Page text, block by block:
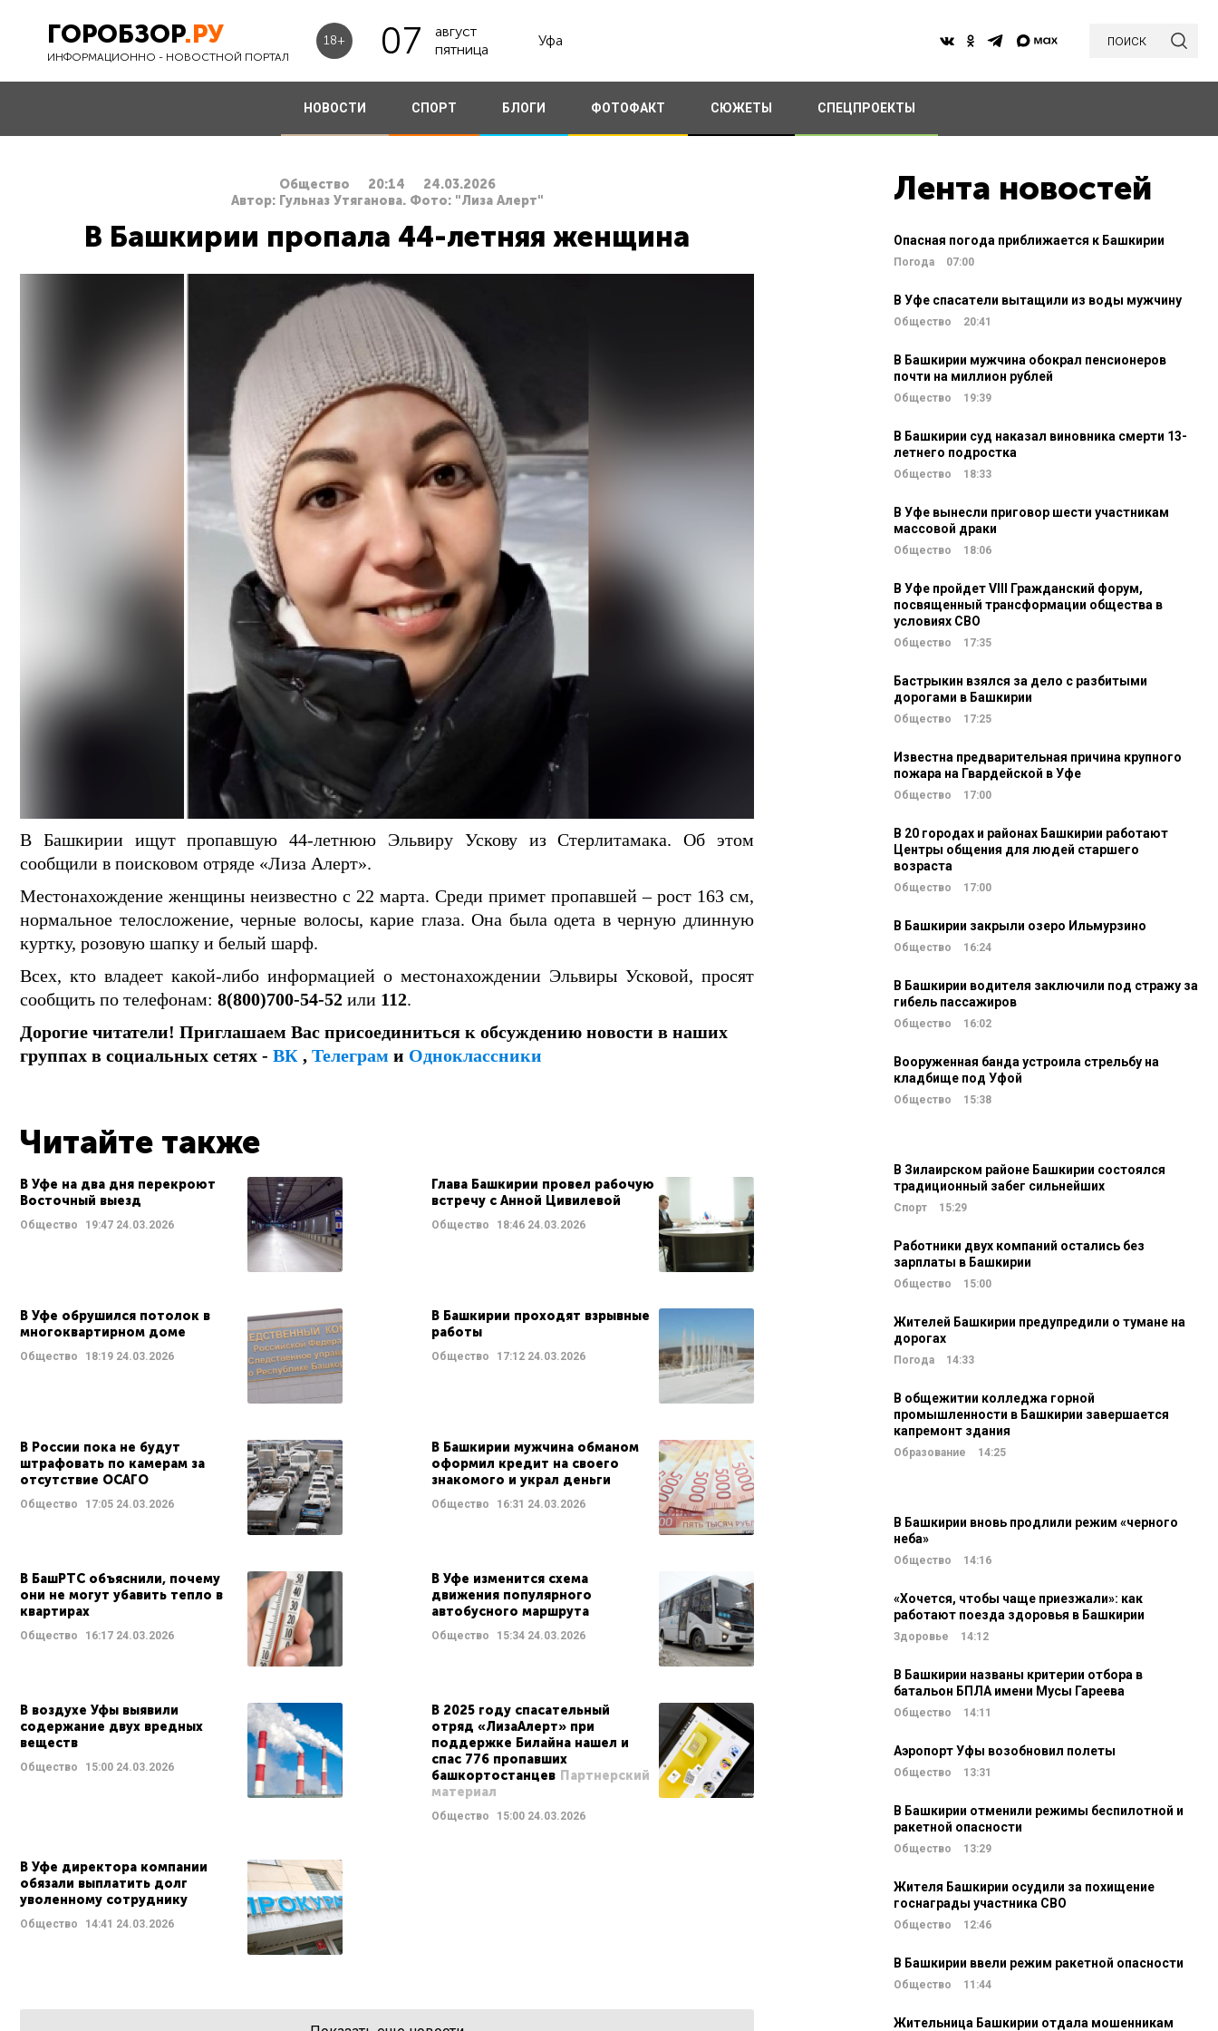
ГОРОБЗОР.РУ
ИНФОРМАЦИОННО - НОВОСТНОЙ ПОРТАЛ
18+ 07
август
пятница
Уфа поиск
НОВОСТИ СПОРТ БЛОГИ ФОТОФАКТ СЮЖЕТЫ СПЕЦПРОЕКТЫ
Общество 20:14
24.03.2026
Автор: Гульназ Утяганова. Фото: "Лиза Алерт"
В Башкирии пропала 44-летняя женщина
В Башкирии ищут пропавшую 44-летнюю Эльвиру Ускову из Стерлитамака. Об этом
сообщили в поисковом отряде «Лиза Алерт».
Местонахождение женщины неизвестно с 22 марта. Среди примет пропавшей – рост 163 см,
нормальное телосложение, черные волосы, карие глаза. Она была одета в черную длинную
куртку, розовую шапку и белый шарф.
Всех, кто владеет какой-либо информацией о местонахождении Эльвиры Усковой, просят
сообщить по телефонам: 8(800)700-54-52 или 112.
Дорогие читатели! Приглашаем Вас присоединиться к обсуждению новости в наших
группах в социальных сетях - ВК , Телеграм и Одноклассники
Читайте также
В Уфе на два дня перекроют
Восточный выезд
Общество 19:47 24.03.2026
Глава Башкирии провел рабочую
встречу с Анной Цивилевой
Общество 18:4624.03.2026
В Уфе обрушился потолок в
многоквартирном доме
Общество 18:19 24.03.2026
В Башкирии проходят взрывные
работы
Общество 17:1224.03.2026
В России пока не будут
штрафовать по камерам за
отсутствие ОСАГО
Общество 17:05 24.03.2026
В Башкирии мужчина обманом
оформил кредит на своего
знакомого и украл деньги
Общество 16:31 24.03.2026
В БашРТС объяснили, почему
они не могут убавить тепло в
квартирах
Общество 16:17 24.03.2026
В Уфе изменится схема
движения популярного
автобусного маршрута
Общество 15:3424.03.2026
В воздухе Уфы выявили
содержание двух вредных
веществ
Общество 15:00 24.03.2026
В 2025 году спасательный
отряд «ЛизаАлерт» при
поддержке Билайна нашел и
спас 776 пропавших
башкортостанцев Партнерский
материал
Общество 15:0024.03.2026
В Уфе директора компании
обязали выплатить долг
уволенному сотруднику
Общество 14:41 24.03.2026
Лента новостей
Опасная погода приближается к Башкирии
Погода 07:00
В Уфе спасатели вытащили из воды мужчину
Общество 20:41
В Башкирии мужчина обокрал пенсионеров
почти на миллион рублей
Общество 19:39
В Башкирии суд наказал виновника смерти 13-
летнего подростка
Общество 18:33
В Уфе вынесли приговор шести участникам
массовой драки
Общество 18:06
В Уфе пройдет VIII Гражданский форум,
посвященный трансформации общества в
условиях СВО
Общество 17:35
Бастрыкин взялся за дело с разбитыми
дорогами в Башкирии
Общество 17:25
Известна предварительная причина крупного
пожара на Гвардейской в Уфе
Общество 17:00
В 20 городах и районах Башкирии работают
Центры общения для людей старшего
возраста
Общество 17:00
В Башкирии закрыли озеро Ильмурзино
Общество 16:24
В Башкирии водителя заключили под стражу за
гибель пассажиров
Общество 16:02
Вооруженная банда устроила стрельбу на
кладбище под Уфой
Общество 15:38
В Зилаирском районе Башкирии состоялся
традиционный забег сильнейших
Спорт 15:29
Работники двух компаний остались без
зарплаты в Башкирии
Общество 15:00
Жителей Башкирии предупредили о тумане на
дорогах
Погода 14:33
В общежитии колледжа горной
промышленности в Башкирии завершается
капремонт здания
Образование 14:25
В Башкирии вновь продлили режим «черного
неба»
Общество 14:16
«Хочется, чтобы чаще приезжали»: как
работают поезда здоровья в Башкирии
Здоровье 14:12
В Башкирии названы критерии отбора в
батальон БПЛА имени Мусы Гареева
Общество 14:11
Аэропорт Уфы возобновил полеты
Общество 13:31
В Башкирии отменили режимы беспилотной и
ракетной опасности
Общество 13:29
Жителя Башкирии осудили за похищение
госнаграды участника СВО
Общество 12:46
В Башкирии ввели режим ракетной опасности
Общество 11:44
Жительница Башкирии отдала мошенникам